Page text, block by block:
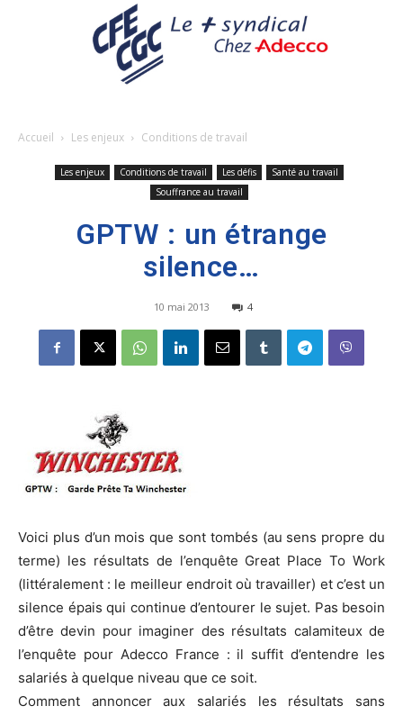
Accueil Les enjeux Conditions de travail
Les enjeux Conditions de travail Les défis
Santé au travail
Souffrance au travail
GPTW : un étrange
silence…
10 mai 2013 4
Voici plus d’un mois que sont tombés (au sens propre du
terme) les résultats de l’enquête Great Place To Work
(littéralement : le meilleur endroit où travailler) et c’est un
silence épais qui continue d’entourer le sujet. Pas besoin
d’être devin pour imaginer des résultats calamiteux de
l’enquête pour Adecco France : il suffit d’entendre les
salariés à quelque niveau que ce soit.
Comment annoncer aux salariés les résultats sans